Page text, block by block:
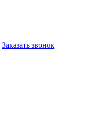
Заказать звонок